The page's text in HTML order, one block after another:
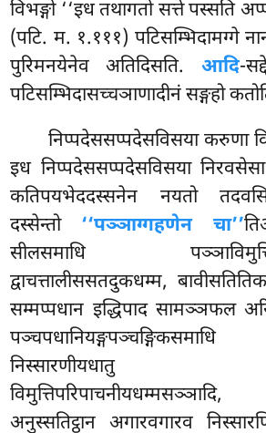
विभङ्गो ‘‘इध तथागतो सत्ते पस्सति
(पटि. म. १.१११) पटिसम्भिदामग्गे
पुरिमनयेनेव अतिदिसति. आदि-
पटिसम्भिदासच्चञाणादीनं सङ्गहो
निप्पदेससप्पदेसविसया करुणा
इध निप्पदेससप्पदेसविसया
कतिपयभेददस्सनेन नयतो
दस्सेन्तो ‘‘पञ्ञाग्गहणेन चा’’
सीलसमाधि
द्वाचत्तालीससतदुकधम्म,
सम्मप्पधान इद्धिपाद सामञ्ञफल
निस्सारणीयधातु
अनुस्सतिट्ठान अगारवगारव